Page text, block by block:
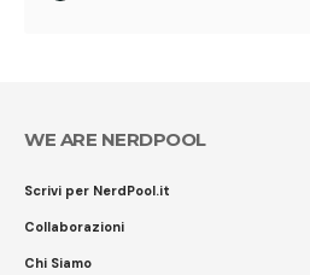
WE ARE NERDPOOL
Scrivi per NerdPool.it
Collaborazioni
Chi Siamo